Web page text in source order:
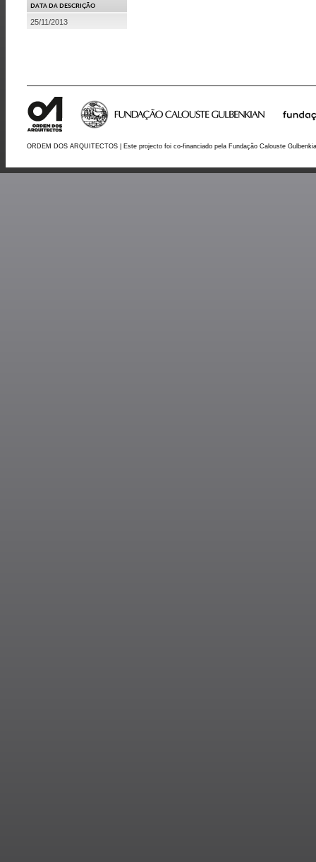
DATA DA DESCRIÇÃO
25/11/2013
ORDEM DOS ARQUITECTOS | Este projecto foi co-financiado pela Fundação Calouste